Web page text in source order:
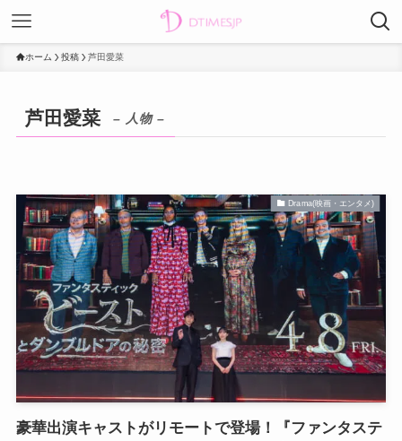
ホーム 投稿 芦田愛菜
芦田愛菜 – 人物 –
Drama(映画・エンタメ)
豪華出演キャストがリモートで登場！『ファンタステ